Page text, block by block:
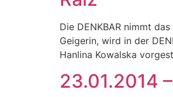
Die DENKBAR nimmt
Geigerin, wird in der
Hanlina Kowalska
23.01.2014